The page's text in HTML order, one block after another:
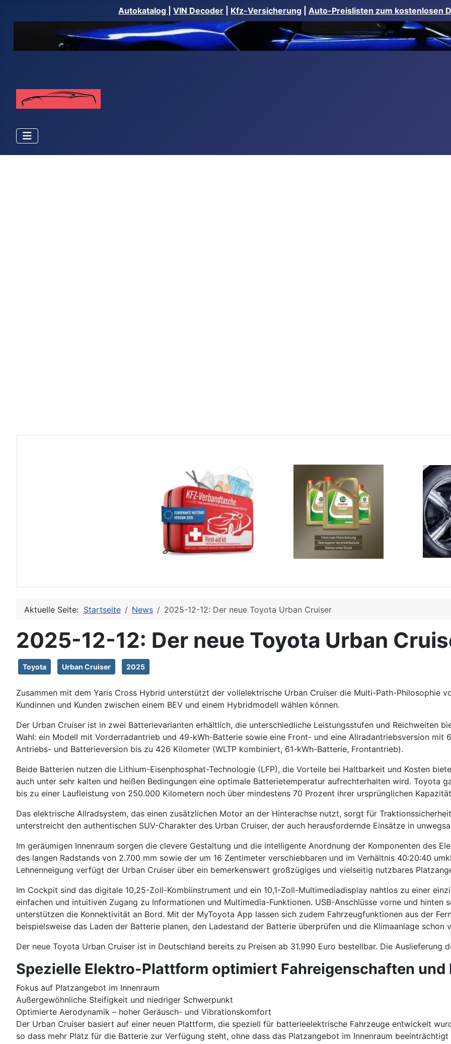
Autokatalog VIN Decoder Kfz-Versicherung Auto-Preislisten zum kostenlosen
Aktuelle Seite: Startseite News 2025-12-12: Der neue Toyota Urban Cruiser
2025-12-12: Der neue Toyota Urban
Toyota Urban Cruiser 2025
Zusammen mit dem Yaris Cross Hybrid unterstützt der vollelektrische Urban Cruiser die Multi-Path-Philosophie
Kundinnen und Kunden zwischen einem BEV und einem Hybridmodell wählen können.
Der Urban Cruiser ist in zwei Batterievarianten erhältlich, die unterschiedliche Leistungsstufen und Reichweiten
Wahl: ein Modell mit Vorderradantrieb und 49-kWh-Batterie sowie eine Front- und eine Allradantriebsversion mit
Antriebs- und Batterieversion bis zu 426 Kilometer (WLTP kombiniert, 61-kWh-Batterie, Frontantrieb).
Beide Batterien nutzen die Lithium-Eisenphosphat-Technologie (LFP), die Vorteile bei Haltbarkeit und Kosten
auch unter sehr kalten und heißen Bedingungen eine optimale Batterietemperatur aufrechterhalten wird. Toyota
bis zu einer Laufleistung von 250.000 Kilometern noch über mindestens 70 Prozent ihrer ursprünglichen
Das elektrische Allradsystem, das einen zusätzlichen Motor an der Hinterachse nutzt, sorgt für
unterstreicht den authentischen SUV-Charakter des Urban Cruiser, der auch herausfordernde Einsätze in
Im geräumigen Innenraum sorgen die clevere Gestaltung und die intelligente Anordnung der Komponenten des
des langen Radstands von 2.700 mm sowie der um 16 Zentimeter verschiebbaren und im Verhältnis 40:20:40
Lehnenneigung verfügt der Urban Cruiser über ein bemerkenswert großzügiges und vielseitig nutzbares
Im Cockpit sind das digitale 10,25-Zoll-Kombiinstrument und ein 10,1-Zoll-Multimediadisplay nahtlos zu einer
einfachen und intuitiven Zugang zu Informationen und Multimedia-Funktionen. USB-Anschlüsse vorne und hinten
unterstützen die Konnektivität an Bord. Mit der MyToyota App lassen sich zudem Fahrzeugfunktionen aus der
beispielsweise das Laden der Batterie planen, den Ladestand der Batterie überprüfen und die Klimaanlage
Der neue Toyota Urban Cruiser ist in Deutschland bereits zu Preisen ab 31.990 Euro bestellbar. Die Auslieferung
Spezielle Elektro-Plattform optimiert Fahreigenschaften und
Fokus auf Platzangebot im Innenraum
Außergewöhnliche Steifigkeit und niedriger Schwerpunkt
Optimierte Aerodynamik – hoher Geräusch- und Vibrationskomfort
Der Urban Cruiser basiert auf einer neuen Plattform, die speziell für batterieelektrische Fahrzeuge entwickelt
so dass mehr Platz für die Batterie zur Verfügung steht, ohne dass das Platzangebot im Innenraum